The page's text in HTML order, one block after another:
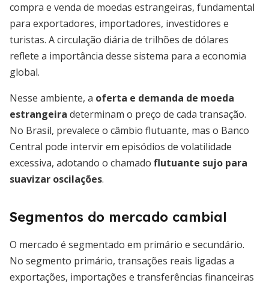
compra e venda de moedas estrangeiras, fundamental
para exportadores, importadores, investidores e
turistas. A circulação diária de trilhões de dólares
reflete a importância desse sistema para a economia
global.
Nesse ambiente, a oferta e demanda de moeda
estrangeira determinam o preço de cada transação.
No Brasil, prevalece o câmbio flutuante, mas o Banco
Central pode intervir em episódios de volatilidade
excessiva, adotando o chamado flutuante sujo para
suavizar oscilações.
Segmentos do mercado cambial
O mercado é segmentado em primário e secundário.
No segmento primário, transações reais ligadas a
exportações, importações e transferências financeiras